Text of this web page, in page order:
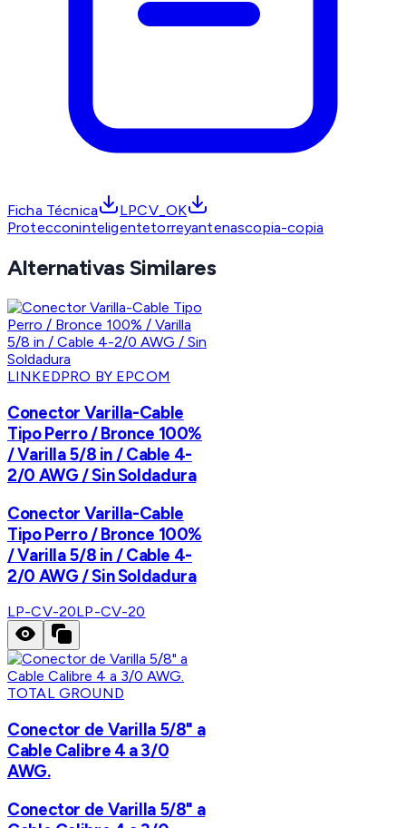
Ficha Técnica
LPCV_OK
Protecconinteligentetorreyantenascopia-copia
Alternativas Similares
LINKEDPRO BY EPCOM
Conector Varilla-Cable
Tipo Perro / Bronce 100%
/ Varilla 5/8 in / Cable 4-
2/0 AWG / Sin Soldadura
Conector Varilla-Cable
Tipo Perro / Bronce 100%
/ Varilla 5/8 in / Cable 4-
2/0 AWG / Sin Soldadura
LP-CV-20LP-CV-20
TOTAL GROUND
Conector de Varilla 5/8" a
Cable Calibre 4 a 3/0
AWG.
Conector de Varilla 5/8" a